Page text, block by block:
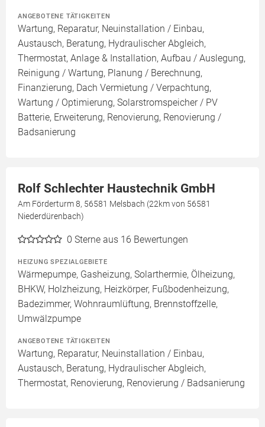
ANGEBOTENE TÄTIGKEITEN
Wartung, Reparatur, Neuinstallation / Einbau,
Austausch, Beratung, Hydraulischer Abgleich,
Thermostat, Anlage & Installation, Aufbau / Auslegung,
Reinigung / Wartung, Planung / Berechnung,
Finanzierung, Dach Vermietung / Verpachtung,
Wartung / Optimierung, Solarstromspeicher / PV
Batterie, Erweiterung, Renovierung, Renovierung /
Badsanierung
Rolf Schlechter Haustechnik GmbH
Am Förderturm 8, 56581 Melsbach (22km von 56581
Niederdürenbach)
0 Sterne aus 16 Bewertungen
HEIZUNG SPEZIALGEBIETE
Wärmepumpe, Gasheizung, Solarthermie, Ölheizung,
BHKW, Holzheizung, Heizkörper, Fußbodenheizung,
Badezimmer, Wohnraumlüftung, Brennstoffzelle,
Umwälzpumpe
ANGEBOTENE TÄTIGKEITEN
Wartung, Reparatur, Neuinstallation / Einbau,
Austausch, Beratung, Hydraulischer Abgleich,
Thermostat, Renovierung, Renovierung / Badsanierung